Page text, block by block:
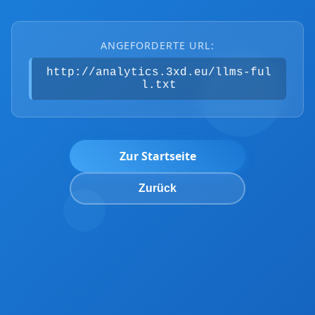
ANGEFORDERTE URL:
http://analytics.3xd.eu/llms-ful
l.txt
Zur Startseite
Zurück